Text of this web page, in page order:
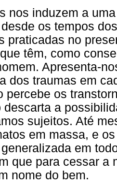
nos induzem a
os tempos
praticadas no
têm, como
Apresenta-
dos traumas em
percebe os
descarta a
sujeitos. Até
em massa, e
em
que para cessar a
nome do bem.